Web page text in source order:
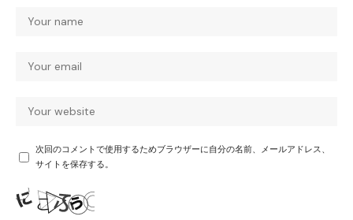
次回のコメントで使用するためブラウザーに自分の名前、メールアドレス、
サイトを保存する。